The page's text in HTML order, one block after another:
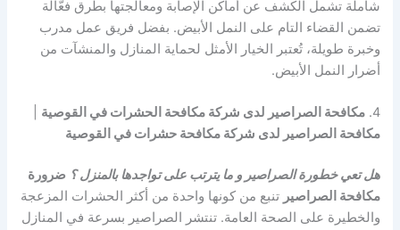
شاملة تشمل الكشف عن أماكن الإصابة ومعالجتها بطرق فعّالة
تضمن القضاء التام على النمل الأبيض. بفضل فريق عمل مدرب
وخبرة طويلة، تُعتبر الخيار الأمثل لحماية المنازل والمنشآت من
أضرار النمل الأبيض.
4. مكافحة الصراصير لدى شركة مكافحة الحشرات في القوصية
مكافحة الصراصير لدى شركة مكافحة حشرات في القوصية
هل تعي خطورة الصراصير و ما يترتب على تواجدها بالمنزل ؟ ضرورة
مكافحة الصراصير تنبع من كونها واحدة من أكثر الحشرات المزعجة
والخطيرة على الصحة العامة. تنتشر الصراصير بسرعة في المنازل